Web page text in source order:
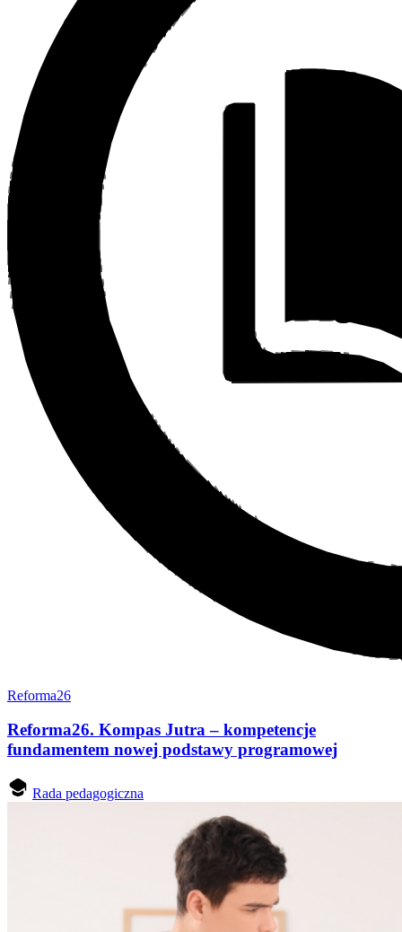
Reforma26
Reforma26. Kompas Jutra – kompetencje
fundamentem nowej podstawy programowej
Rada pedagogiczna